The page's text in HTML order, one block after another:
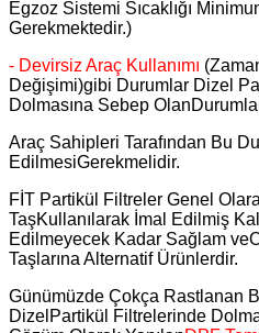
Egzoz Sistemi Sıcaklığı
Gerekmektedir.)
- Devirsiz Araç Kullanımı
Değişimi)gibi Durumlar Dizel
Dolmasına Sebep
Araç Sahipleri Tarafından Bu
EdilmesiGerekmelidir.
FİT Partikül Filtreler Genel
TaşKullanılarak İmal Edilmiş
Edilmeyecek Kadar Sağlam
Taşlarına Alternatif Ürünlerdir.
Günümüzde Çokça Rastlanan
DizelPartikül Filtrelerinde